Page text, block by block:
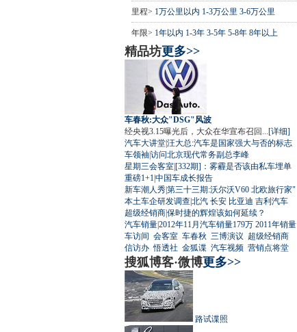
里程> 1万公里以内 1-3万公里 3-6万公里
年限> 1年以内 1-3年 3-5年 5-8年 8年以上
精品坊更多>>
车春秋:大众"DSG"风波
经央视3.15曝光后，大众在华宣布召回... [详细]
汽车大讲堂|汪大总:汽车是国家强大与否的标志
车领袖|访问北京现代常务副总李峰
星期三会客室|[332期]：雾霾是否该由私车埋单
重磅1+1 |中国车成长报告
新车潮人秀|第三十三期:沃尔沃V60 北欧旅行家"
本土车企研发调查|北汽 长安 比亚迪 吉利汽车
超级经销商|保时捷的辉煌该如何延续？
汽车销量|2012年11月汽车销量179万 2011年销量
车访间 会客室 车春秋 三博演议 超级经销商
信访办 悟透社 金狐谍 汽车视频 营销点将堂
搜狐博客·微博更多>>
路试谍照